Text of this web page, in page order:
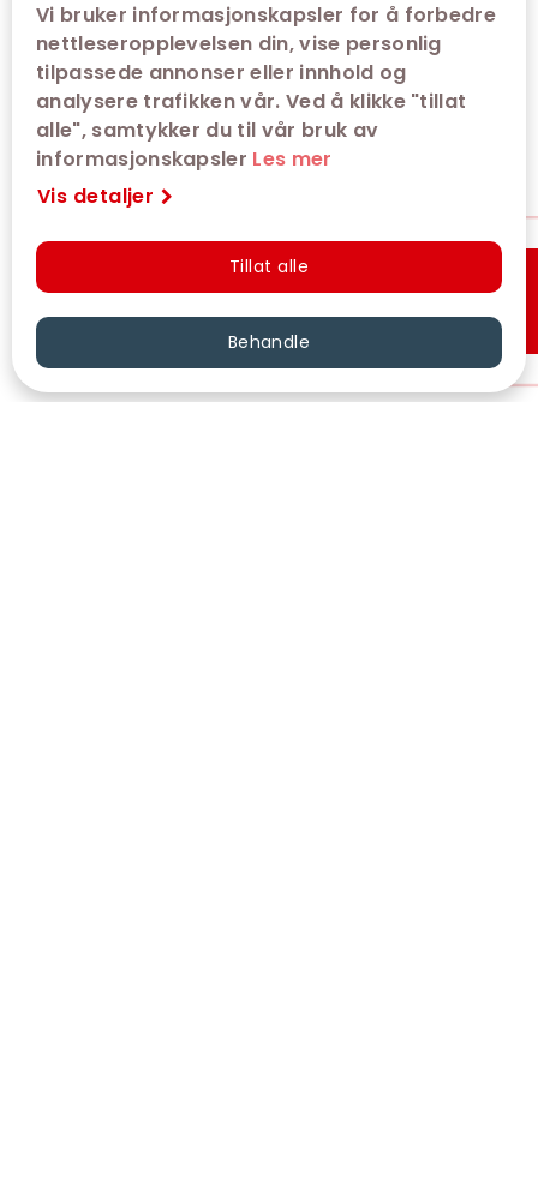
Vi bruker informasjonskapsler for å forbedre
nettleseropplevelsen din, vise personlig
tilpassede annonser eller innhold og
analysere trafikken vår. Ved å klikke "tillat
alle", samtykker du til vår bruk av
informasjonskapsler Les mer
Vis detaljer
Tillat alle
Behandle Hurtigkjøp